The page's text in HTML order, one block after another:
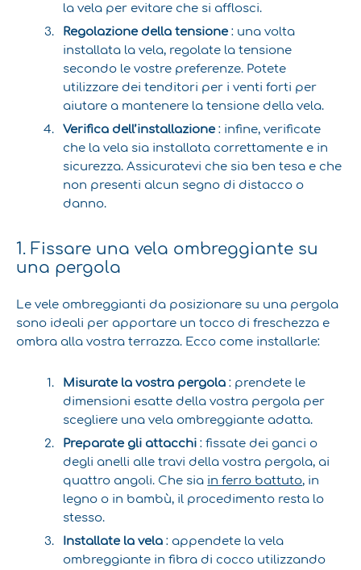
la vela per evitare che si afflosci.
Regolazione della tensione: una volta
installata la vela, regolate la tensione
secondo le vostre preferenze. Potete
utilizzare dei tenditori per i venti forti per
aiutare a mantenere la tensione della vela.
Verifica dell’installazione: infine, verificate
che la vela sia installata correttamente e in
sicurezza. Assicuratevi che sia ben tesa e che
non presenti alcun segno di distacco o
danno.
1. Fissare una vela ombreggiante su
una pergola
Le vele ombreggianti da posizionare su una pergola
sono ideali per apportare un tocco di freschezza e
ombra alla vostra terrazza. Ecco come installarle:
Misurate la vostra pergola : prendete le
dimensioni esatte della vostra pergola per
scegliere una vela ombreggiante adatta.
Preparate gli attacchi : fissate dei ganci o
degli anelli alle travi della vostra pergola, ai
quattro angoli. Che sia in ferro battuto, in
legno o in bambù, il procedimento resta lo
stesso.
Installate la vela : appendete la vela
ombreggiante in fibra di cocco utilizzando